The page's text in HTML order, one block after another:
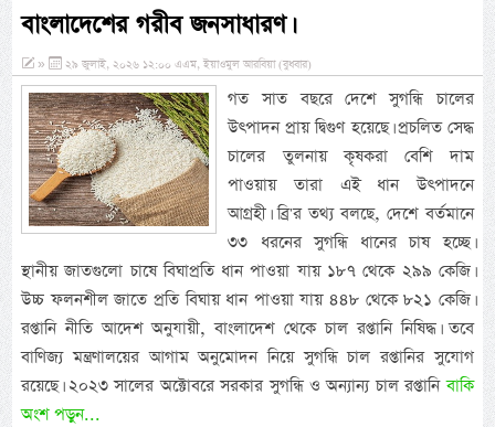
বাংলাদেশের গরীব জনসাধারণ।
» ২৯ জুলাই, ২০২৬ ১২:০০ এএম, ইয়াওমুল আরবিয়া (বুধবার)
গত সাত বছরে দেশে সুগন্ধি চালের
উৎপাদন প্রায় দ্বিগুণ হয়েছে। প্রচলিত সেদ্ধ
চালের তুলনায় কৃষকরা বেশি দাম
পাওয়ায় তারা এই ধান উৎপাদনে
আগ্রহী। ব্রি'র তথ্য বলছে, দেশে বর্তমানে
৩৩ ধরনের সুগন্ধি ধানের চাষ হচ্ছে।
স্থানীয় জাতগুলো চাষে বিঘাপ্রতি ধান পাওয়া যায় ১৮৭ থেকে ২৯৯ কেজি।
উচ্চ ফলনশীল জাতে প্রতি বিঘায় ধান পাওয়া যায় ৪৪৮ থেকে ৮২১ কেজি।
রপ্তানি নীতি আদেশ অনুযায়ী, বাংলাদেশ থেকে চাল রপ্তানি নিষিদ্ধ। তবে
বাণিজ্য মন্ত্রণালয়ের আগাম অনুমোদন নিয়ে সুগন্ধি চাল রপ্তানির সুযোগ
রয়েছে। ২০২৩ সালের অক্টোবরে সরকার সুগন্ধি ও অন্যান্য চাল রপ্তানিবাকি
অংশ পড়ুন...